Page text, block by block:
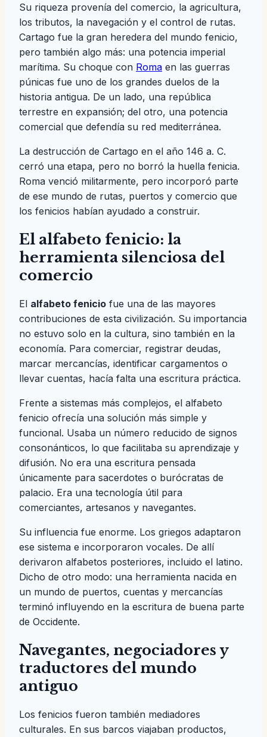
Su riqueza provenía del comercio, la agricultura,
los tributos, la navegación y el control de rutas.
Cartago fue la gran heredera del mundo fenicio,
pero también algo más: una potencia imperial
marítima. Su choque con Roma en las guerras
púnicas fue uno de los grandes duelos de la
historia antigua. De un lado, una república
terrestre en expansión; del otro, una potencia
comercial que defendía su red mediterránea.
La destrucción de Cartago en el año 146 a. C.
cerró una etapa, pero no borró la huella fenicia.
Roma venció militarmente, pero incorporó parte
de ese mundo de rutas, puertos y comercio que
los fenicios habían ayudado a construir.
El alfabeto fenicio: la
herramienta silenciosa del
comercio
El alfabeto fenicio fue una de las mayores
contribuciones de esta civilización. Su importancia
no estuvo solo en la cultura, sino también en la
economía. Para comerciar, registrar deudas,
marcar mercancías, identificar cargamentos o
llevar cuentas, hacía falta una escritura práctica.
Frente a sistemas más complejos, el alfabeto
fenicio ofrecía una solución más simple y
funcional. Usaba un número reducido de signos
consonánticos, lo que facilitaba su aprendizaje y
difusión. No era una escritura pensada
únicamente para sacerdotes o burócratas de
palacio. Era una tecnología útil para
comerciantes, artesanos y navegantes.
Su influencia fue enorme. Los griegos adaptaron
ese sistema e incorporaron vocales. De allí
derivaron alfabetos posteriores, incluido el latino.
Dicho de otro modo: una herramienta nacida en
un mundo de puertos, cuentas y mercancías
terminó influyendo en la escritura de buena parte
de Occidente.
Navegantes, negociadores y
traductores del mundo
antiguo
Los fenicios fueron también mediadores
culturales. En sus barcos viajaban productos,